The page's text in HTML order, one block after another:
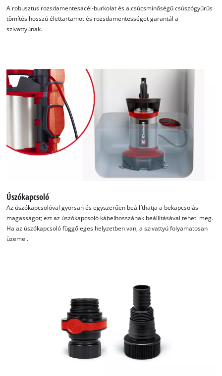
A robusztus rozsdamentesacél-burkolat és a csúcsminőségű csúszógyűrűs
tömítés hosszú élettartamot és rozsdamentességet garantál a
szivattyúnak.
Úszókapcsoló
Az úszókapcsolóval gyorsan és egyszerűen beállíthatja a bekapcsolási
magasságot; ezt az úszókapcsoló kábelhosszának beállításával teheti meg.
Ha az úszókapcsoló függőleges helyzetben van, a szivattyú folyamatosan
üzemel.